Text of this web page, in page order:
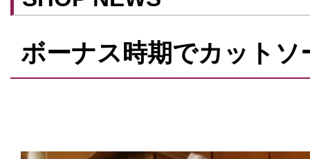
予約可
ボーナス時期でカット